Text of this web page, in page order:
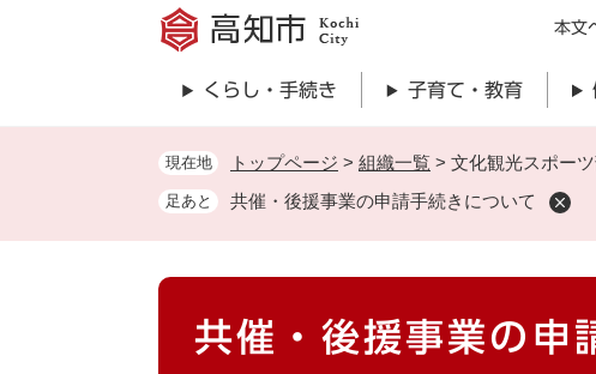
先
。
本文
くらし・手続き 子育て・教育
現在地 トップページ > 組織一覧 > 文化観光スポー
足あと 共催・後援事業の申請手続きについて
本
共催・後援事業の申